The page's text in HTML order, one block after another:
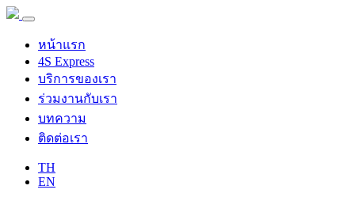
หน้าแรก
4S Express
บริการของเรา
ร่วมงานกับเรา
บทความ
ติดต่อเรา
TH
EN